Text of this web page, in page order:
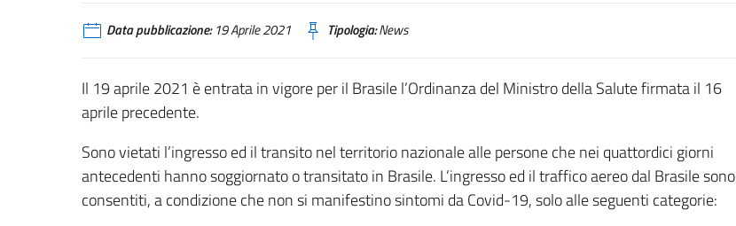
Data pubblicazione:19 Aprile 2021 Tipologia:News
Il 19 aprile 2021 è entrata in vigore per il Brasile l’Ordinanza del Ministro della Salute firmata il 16
aprile precedente.
Sono vietati l’ingresso ed il transito nel territorio nazionale alle persone che nei quattordici giorni
antecedenti hanno soggiornato o transitato in Brasile. L’ingresso ed il traffico aereo dal Brasile sono
consentiti, a condizione che non si manifestino sintomi da Covid-19, solo alle seguenti categorie: